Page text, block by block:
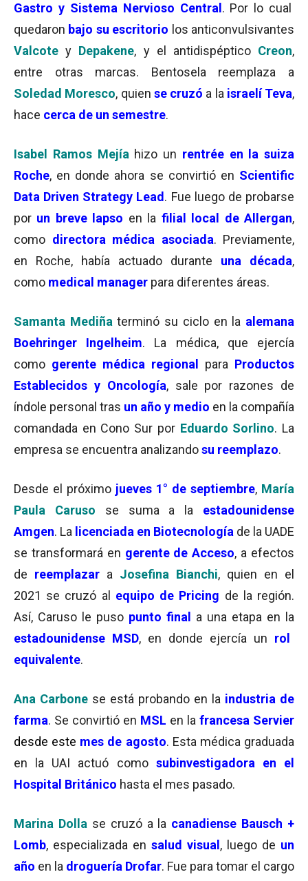
Gastro y Sistema Nervioso Central . Por lo cual
quedaron bajo su escritorio los anticonvulsivantes
Valcote y Depakene, y el antidispéptico Creon,
entre otras marcas. Bentosela reemplaza a
Soledad Moresco, quien se cruzó a la israelí Teva,
hace cerca de un semestre.
Isabel Ramos Mejía hizo un rentrée en la suiza
Roche, en donde ahora se convirtió en Scientific
Data Driven Strategy Lead . Fue luego de probarse
por un breve lapso en la filial local de Allergan,
como directora médica asociada. Previamente,
en Roche, había actuado durante una década,
como medical manager para diferentes áreas.
Samanta Mediña terminó su ciclo en la alemana
Boehringer Ingelheim. La médica, que ejercía
como gerente médica regional para Productos
Establecidos y Oncología, sale por razones de
índole personal tras un año y medio en la compañía
comandada en Cono Sur por Eduardo Sorlino. La
empresa se encuentra analizandosu reemplazo.
Desde el próximo jueves 1° de septiembre, María
Paula Caruso se suma a la estadounidense
Amgen. La licenciada en Biotecnología de la UADE
se transformará en gerente de Acceso, a efectos
de reemplazar a Josefina Bianchi, quien en el
2021 se cruzó al
equipo de Pricing de la región.
Así, Caruso le puso punto final
a una etapa en la
estadounidense MSD, en donde ejercía un rol
equivalente.
Ana Carbone se está probando en la industria de
farma. Se convirtió en MSL en la francesa Servier
desde este mes de agosto. Esta médica graduada
en la UAI actuó como subinvestigadora en el
Hospital Británico hasta el mes pasado.
Marina Dolla se cruzó a la canadiense Bausch +
Lomb, especializada en salud visual , luego de un
año en la droguería Drofar. Fue para tomar el cargo